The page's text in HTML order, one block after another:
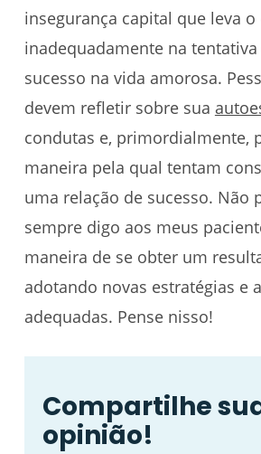
insegurança capital que leva o
inadequadamente na
sucesso na vida amorosa.
devem refletir sobre sua
condutas e, primordialmente,
maneira pela qual tentam
uma relação de sucesso. Não
sempre digo aos meus
maneira de se obter um
adotando novas estratégias e
adequadas. Pense nisso!
Compartilhe
opinião!